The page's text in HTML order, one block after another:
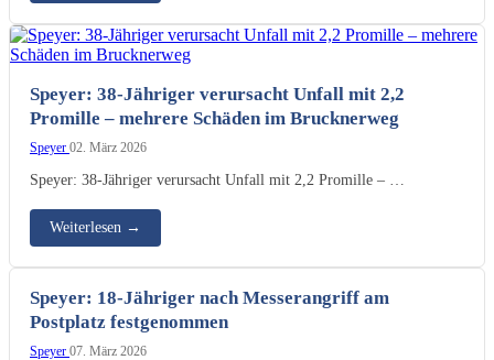
Speyer: 38-Jähriger verursacht Unfall mit 2,2
Promille – mehrere Schäden im Brucknerweg
Speyer 02. März 2026
Speyer: 38-Jähriger verursacht Unfall mit 2,2 Promille – …
Weiterlesen →
Speyer: 18-Jähriger nach Messerangriff am
Postplatz festgenommen
Speyer 07. März 2026